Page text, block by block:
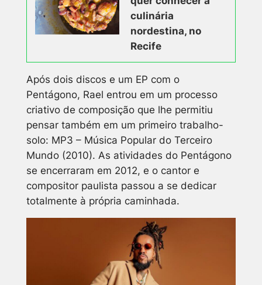
culinária
nordestina, no
Recife
Após dois discos e um EP com o
Pentágono, Rael entrou em um processo
criativo de composição que lhe permitiu
pensar também em um primeiro trabalho-
solo: MP3 – Música Popular do Terceiro
Mundo(2010). As atividades do Pentágono
se encerraram em 2012, e o cantor e
compositor paulista passou a se dedicar
totalmente à própria caminhada.